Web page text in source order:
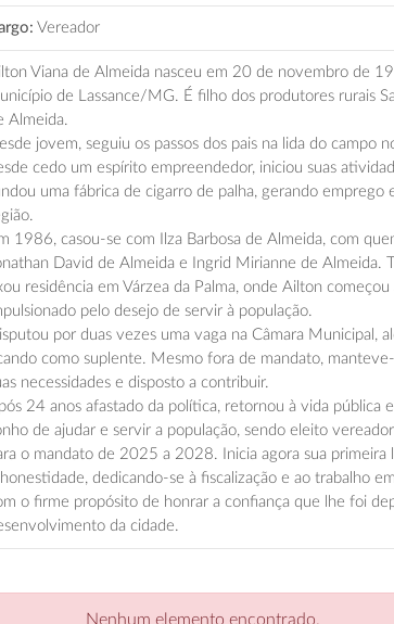
Vereador
Viana de Almeida nasceu em 20 de novembro de
de Lassance/MG. É filho dos produtores rurais
Almeida.
jovem, seguiu os passos dos pais na lida do campo
cedo um espírito empreendedor, iniciou suas
uma fábrica de cigarro de palha, gerando emprego
1986, casou-se com Ilza Barbosa de Almeida, com
David de Almeida e Ingrid Mirianne de Almeida.
residência em Várzea da Palma, onde Ailton
pelo desejo de servir à população.
por duas vezes uma vaga na Câmara Municipal,
como suplente. Mesmo fora de mandato,
necessidades e disposto a contribuir.
24 anos afastado da política, retornou à vida pública
de ajudar e servir a população, sendo eleito
o mandato de 2025 a 2028. Inicia agora sua primeira
dedicando-se à fiscalização e ao trabalho
o firme propósito de honrar a confiança que lhe foi
da cidade.
Nenhum elemento encontrado.